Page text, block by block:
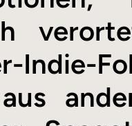
Indie-